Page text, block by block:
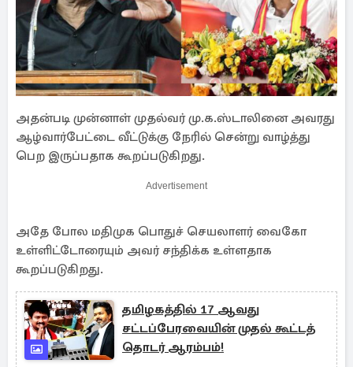
அதன்படி முன்னாள் முதல்வர் மு.க.ஸ்டாலினை அவரது
ஆழ்வார்பேட்டை வீட்டுக்கு நேரில் சென்று வாழ்த்து
பெற இருப்பதாக கூறப்படுகிறது.
Advertisement
அதே போல மதிமுக பொதுச் செயலாளர் வைகோ
உள்ளிட்டோரையும் அவர் சந்திக்க உள்ளதாக
கூறப்படுகிறது.
தமிழகத்தில் 17 ஆவது
சட்டப்பேரவையின் முதல் கூட்டத்
தொடர் ஆரம்பம்!